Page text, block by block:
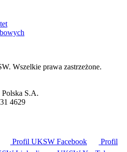
Wszelkie prawa zastrzeżone.
S.A.
4629
Profil UKSW Facebook
Profil